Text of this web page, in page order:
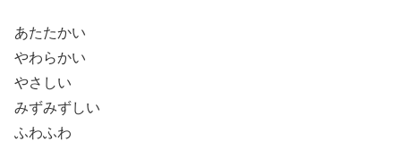
あたたかい
やわらかい
やさしい
みずみずしい
ふわふわ